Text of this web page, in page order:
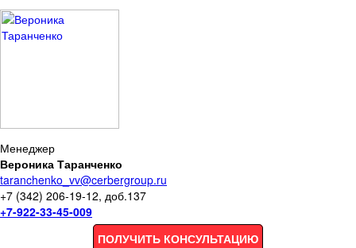
Менеджер
Вероника Таранченко
taranchenko_vv@cerbergroup.ru
+7 (342) 206-19-12, доб.137
+7-922-33-45-009
ПОЛУЧИТЬ КОНСУЛЬТАЦИЮ